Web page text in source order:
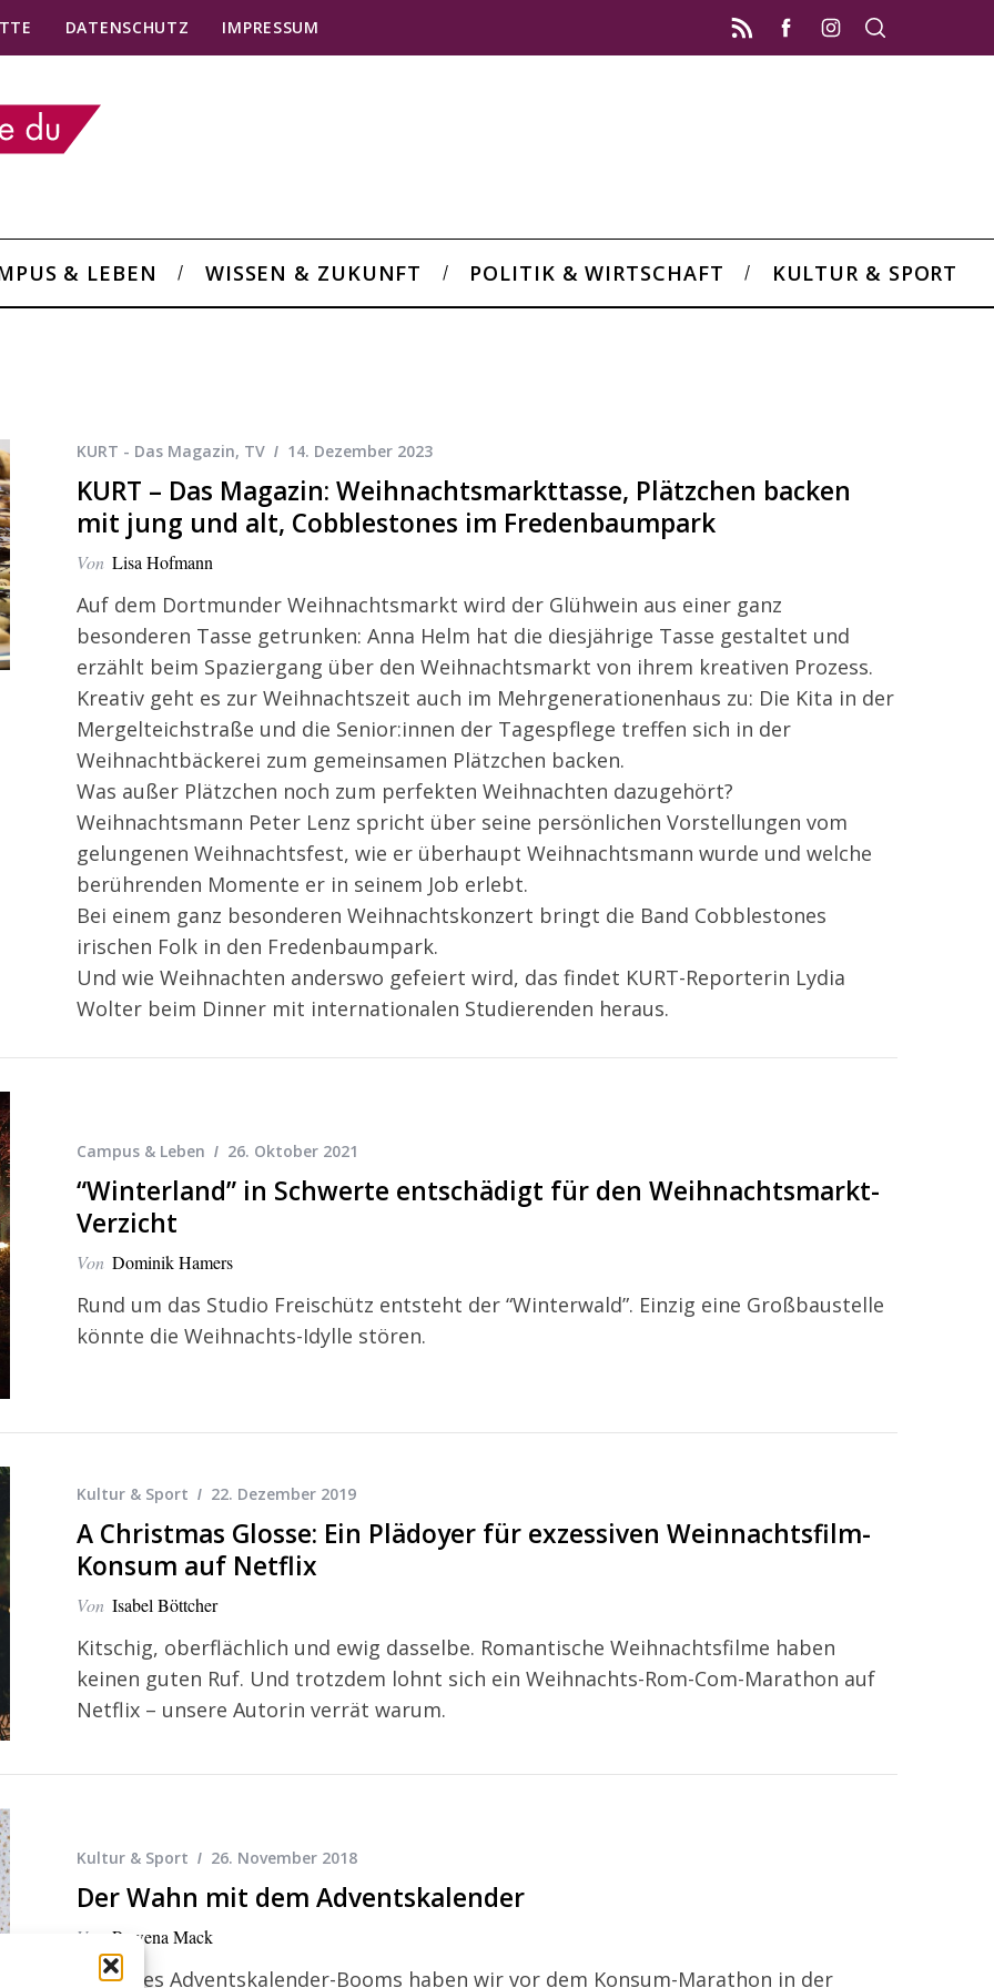
DATENSCHUTZ IMPRESSUM
& LEBEN WISSEN & ZUKUNFT POLITIK & WIRTSCHAFT KULTUR & SPORT
KURT - Das Magazin, TV 14. Dezember 2023
KURT – Das Magazin: Weihnachtsmarkttasse, Plätzchen backen
mit jung und alt, Cobblestones im Fredenbaumpark
Von Lisa Hofmann
Auf dem Dortmunder Weihnachtsmarkt wird der Glühwein aus einer ganz
besonderen Tasse getrunken: Anna Helm hat die diesjährige Tasse gestaltet und
erzählt beim Spaziergang über den Weihnachtsmarkt von ihrem kreativen Prozess.
Kreativ geht es zur Weihnachtszeit auch im Mehrgenerationenhaus zu: Die Kita in der
Mergelteichstraße und die Senior:innen der Tagespflege treffen sich in der
Weihnachtbäckerei zum gemeinsamen Plätzchen backen.
Was außer Plätzchen noch zum perfekten Weihnachten dazugehört?
Weihnachtsmann Peter Lenz spricht über seine persönlichen Vorstellungen vom
gelungenen Weihnachtsfest, wie er überhaupt Weihnachtsmann wurde und welche
berührenden Momente er in seinem Job erlebt.
Bei einem ganz besonderen Weihnachtskonzert bringt die Band Cobblestones
irischen Folk in den Fredenbaumpark.
Und wie Weihnachten anderswo gefeiert wird, das findet KURT-Reporterin Lydia
Wolter beim Dinner mit internationalen Studierenden heraus.
Campus & Leben 26. Oktober 2021
“Winterland” in Schwerte entschädigt für den Weihnachtsmarkt-
Verzicht
Von Dominik Hamers
Rund um das Studio Freischütz entsteht der “Winterwald”. Einzig eine Großbaustelle
könnte die Weihnachts-Idylle stören.
Kultur & Sport 22. Dezember 2019
A Christmas Glosse: Ein Plädoyer für exzessiven Weinnachtsfilm-
Konsum auf Netflix
Von Isabel Böttcher
Kitschig, oberflächlich und ewig dasselbe. Romantische Weihnachtsfilme haben
keinen guten Ruf. Und trotzdem lohnt sich ein Weihnachts-Rom-Com-Marathon auf
Netflix – unsere Autorin verrät warum.
Kultur & Sport 26. November 2018
Der Wahn mit dem Adventskalender
Von Rowena Mack
Dank des Adventskalender-Booms haben wir vor dem Konsum-Marathon in der